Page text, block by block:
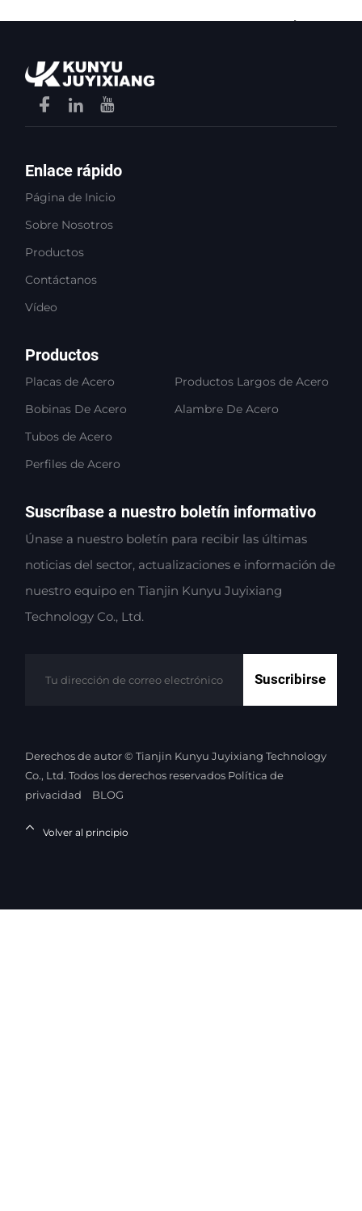
ahora
Enlace rápido
Página de Inicio
Sobre Nosotros
Productos
Contáctanos
Vídeo
Productos
Placas de Acero
Bobinas De Acero
Tubos de Acero
Perfiles de Acero
Productos Largos de Acero
Alambre De Acero
Suscríbase a nuestro boletín informativo
Únase a nuestro boletín para recibir las últimas
noticias del sector, actualizaciones e información de
nuestro equipo en Tianjin Kunyu Juyixiang
Technology Co., Ltd.
Suscribirse
Derechos de autor © Tianjin Kunyu Juyixiang Technology
Co., Ltd. Todos los derechos reservados Política de
privacidad
BLOG
Volver al principio